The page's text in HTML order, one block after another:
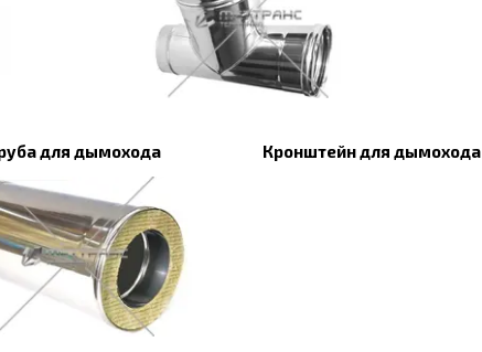
для дымохода Кронштейн для дымохода